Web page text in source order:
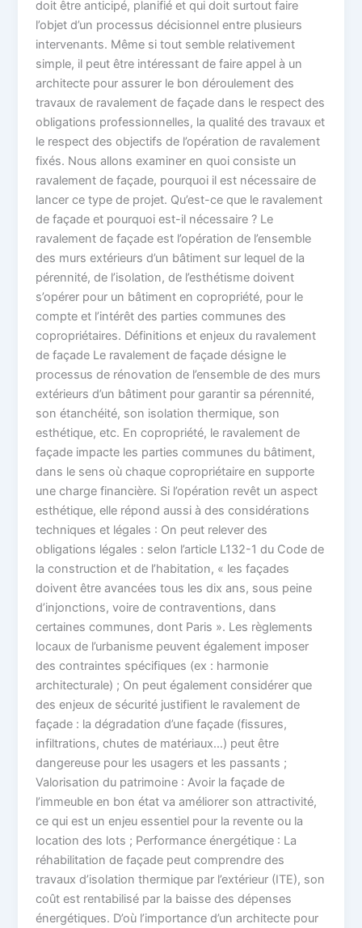
doit être anticipé, planifié et qui doit surtout faire
l’objet d’un processus décisionnel entre plusieurs
intervenants. Même si tout semble relativement
simple, il peut être intéressant de faire appel à un
architecte pour assurer le bon déroulement des
travaux de ravalement de façade dans le respect des
obligations professionnelles, la qualité des travaux et
le respect des objectifs de l’opération de ravalement
fixés. Nous allons examiner en quoi consiste un
ravalement de façade, pourquoi il est nécessaire de
lancer ce type de projet. Qu’est-ce que le ravalement
de façade et pourquoi est-il nécessaire ? Le
ravalement de façade est l’opération de l’ensemble
des murs extérieurs d’un bâtiment sur lequel de la
pérennité, de l’isolation, de l’esthétisme doivent
s’opérer pour un bâtiment en copropriété, pour le
compte et l’intérêt des parties communes des
copropriétaires. Définitions et enjeux du ravalement
de façade Le ravalement de façade désigne le
processus de rénovation de l’ensemble de des murs
extérieurs d’un bâtiment pour garantir sa pérennité,
son étanchéité, son isolation thermique, son
esthétique, etc. En copropriété, le ravalement de
façade impacte les parties communes du bâtiment,
dans le sens où chaque copropriétaire en supporte
une charge financière. Si l’opération revêt un aspect
esthétique, elle répond aussi à des considérations
techniques et légales : On peut relever des
obligations légales : selon l’article L132-1 du Code de
la construction et de l’habitation, « les façades
doivent être avancées tous les dix ans, sous peine
d’injonctions, voire de contraventions, dans
certaines communes, dont Paris ». Les règlements
locaux de l’urbanisme peuvent également imposer
des contraintes spécifiques (ex : harmonie
architecturale) ; On peut également considérer que
des enjeux de sécurité justifient le ravalement de
façade : la dégradation d’une façade (fissures,
infiltrations, chutes de matériaux…) peut être
dangereuse pour les usagers et les passants ;
Valorisation du patrimoine : Avoir la façade de
l’immeuble en bon état va améliorer son attractivité,
ce qui est un enjeu essentiel pour la revente ou la
location des lots ; Performance énergétique : La
réhabilitation de façade peut comprendre des
travaux d’isolation thermique par l’extérieur (ITE), son
coût est rentabilisé par la baisse des dépenses
énergétiques. D’où l’importance d’un architecte pour